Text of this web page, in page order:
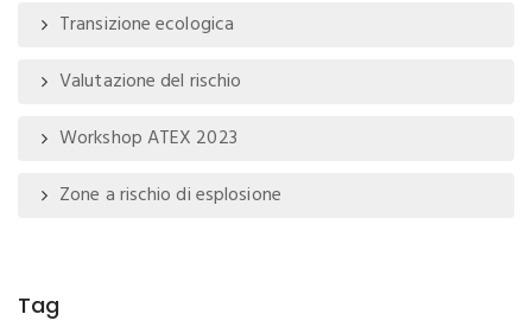
Transizione ecologica
Valutazione del rischio
Workshop ATEX 2023
Zone a rischio di esplosione
Tag